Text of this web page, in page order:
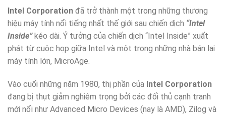
Intel Corporation đã trở thành một trong những thương
hiệu máy tính nổi tiếng nhất thế giới sau chiến dịch “Intel
Inside” kéo dài. Ý tưởng của chiến dịch “Intel Inside” xuất
phát từ cuộc họp giữa Intel và một trong những nhà bán lại
máy tính lớn, MicroAge.
Vào cuối những năm 1980, thị phần của Intel Corporation
đang bị thụt giảm nghiêm trọng bởi các đối thủ cạnh tranh
mới nổi như Advanced Micro Devices (nay là AMD), Zilog và